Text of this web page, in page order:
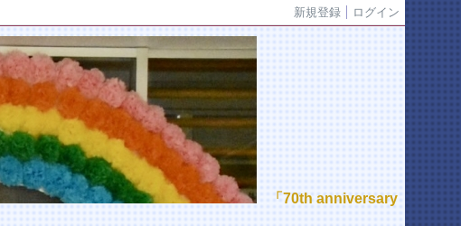
新規登録 ログイン
「70th anniversary